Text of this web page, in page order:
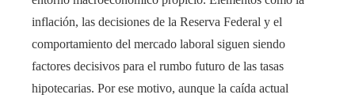
inflación, las decisiones de la Reserva Federal y el
comportamiento del mercado laboral siguen siendo
factores decisivos para el rumbo futuro de las tasas
hipotecarias. Por ese motivo, aunque la caída actual